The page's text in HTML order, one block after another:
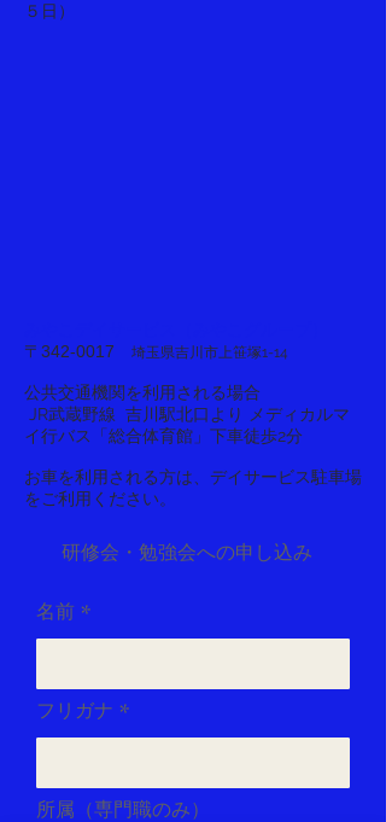
５日）
〒342-0017
埼玉県吉川市上笹塚1-14
公共交通機関を利用される場合
JR武蔵野線 吉川駅北口より メディカルマ
イ行バス「総合体育館」下車徒歩2分
​お車を利用される方は、デイサービス駐車場
をご利用ください。
研修会・勉強会への申し込み
名前
フリガナ
所属（専門職のみ）